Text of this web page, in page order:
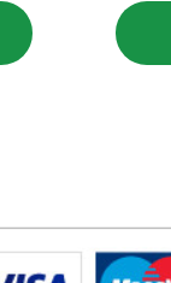
Acquista OLIME
SELENIO
Informazioni
su OLIME